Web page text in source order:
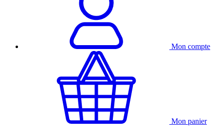
Mon compte
Mon panier